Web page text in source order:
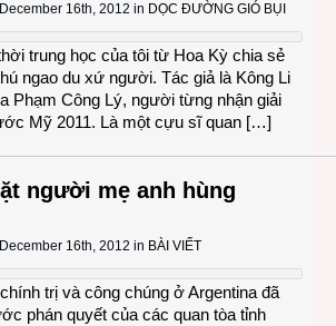
16th, 2012 in DỌC ĐƯỜNG GIÓ BỤI
trung học của tôi từ Hoa Kỳ chia sẻ
ngao du xứ người. Tác giả là Kông Li
Phạm Công Lý, người từng nhận giải
Mỹ 2011. Là một cựu sĩ quan […]
người mẹ anh hùng
16th, 2012 in BÀI VIẾT
trị và công chúng ở Argentina đã
phán quyết của các quan tòa tỉnh